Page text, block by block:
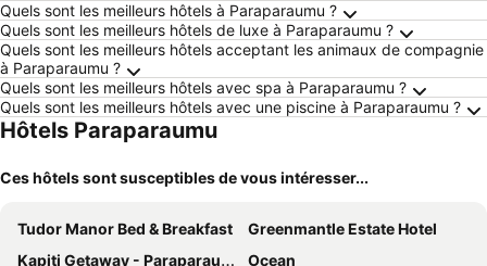
Quels sont les meilleurs hôtels à Paraparaumu ?
Quels sont les meilleurs hôtels de luxe à Paraparaumu ?
Quels sont les meilleurs hôtels acceptant les animaux de compagnie
à Paraparaumu ?
Quels sont les meilleurs hôtels avec spa à Paraparaumu ?
Quels sont les meilleurs hôtels avec une piscine à Paraparaumu ?
Hôtels Paraparaumu
Ces hôtels sont susceptibles de vous intéresser...
Tudor Manor Bed & Breakfast
Greenmantle Estate Hotel
Kapiti Getaway - Paraparaumu Beach Rental
Ocean